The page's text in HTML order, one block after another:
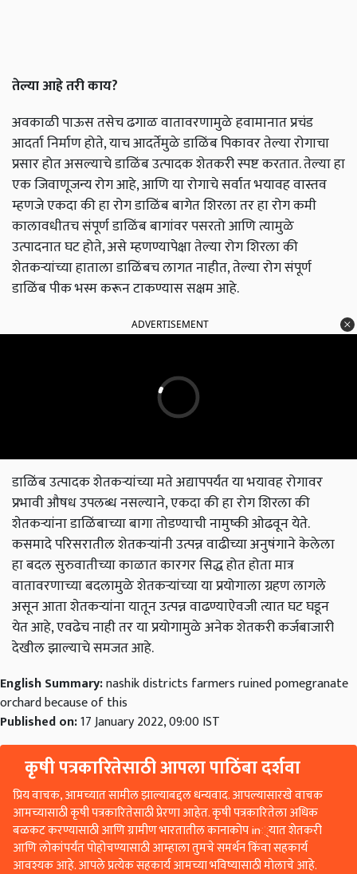
तेल्या आहे तरी काय?
अवकाळी पाऊस तसेच ढगाळ वातावरणामुळे हवामानात प्रचंड
आदर्ता निर्माण होते, याच आदर्तेमुळे डाळिंब पिकावर तेल्या रोगाचा
प्रसार होत असल्याचे डाळिंब उत्पादक शेतकरी स्पष्ट करतात. तेल्या हा
एक जिवाणूजन्य रोग आहे, आणि या रोगाचे सर्वात भयावह वास्तव
म्हणजे एकदा की हा रोग डाळिंब बागेत शिरला तर हा रोग कमी
कालावधीतच संपूर्ण डाळिंब बागांवर पसरतो आणि त्यामुळे
उत्पादनात घट होते, असे म्हणण्यापेक्षा तेल्या रोग शिरला की
शेतकऱ्यांच्या हाताला डाळिंबच लागत नाहीत, तेल्या रोग संपूर्ण
डाळिंब पीक भस्म करून टाकण्यास सक्षम आहे.
ADVERTISEMENT
डाळिंब उत्पादक शेतकऱ्यांच्या मते अद्यापपर्यंत या भयावह रोगावर
प्रभावी औषध उपलब्ध नसल्याने, एकदा की हा रोग शिरला की
शेतकऱ्यांना डाळिंबाच्या बागा तोडण्याची नामुष्की ओढवून येते.
कसमादे परिसरातील शेतकऱ्यांनी उत्पन्न वाढीच्या अनुषंगाने केलेला
हा बदल सुरुवातीच्या काळात कारगर सिद्ध होत होता मात्र
वातावरणाच्या बदलामुळे शेतकऱ्यांच्या या प्रयोगाला ग्रहण लागले
असून आता शेतकऱ्यांना यातून उत्पन्न वाढण्याऐवजी त्यात घट घडून
येत आहे, एवढेच नाही तर या प्रयोगामुळे अनेक शेतकरी कर्जबाजारी
देखील झाल्याचे समजत आहे.
English Summary:nashik districts farmers ruined pomegranate
orchard because of this
Published on:17 January 2022, 09:00 IST
कृषी पत्रकारितेसाठी आपला पाठिंबा दर्शवा
प्रिय वाचक, आमच्यात सामील झाल्याबद्दल धन्यवाद. आपल्यासारखे वाचक
आमच्यासाठी कृषी पत्रकारितेसाठी प्रेरणा आहेत. कृषी पत्रकारितेला अधिक
बळकट करण्यासाठी आणि ग्रामीण भारतातील कानाकोप in्यात शेतकरी
आणि लोकांपर्यंत पोहोचण्यासाठी आम्हाला तुमचे समर्थन किंवा सहकार्य
आवश्यक आहे. आपले प्रत्येक सहकार्य आमच्या भविष्यासाठी मोलाचे आहे.